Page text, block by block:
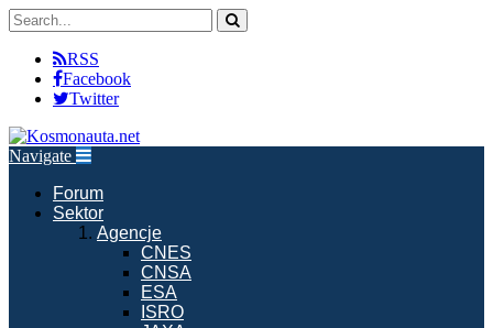
RSS
Facebook
Twitter
Navigate
Forum
Sektor
Agencje
CNES
CNSA
ESA
ISRO